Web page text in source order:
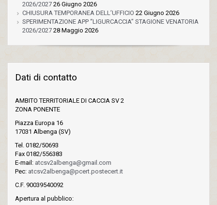
2026/2027 26 Giugno 2026
CHIUSURA TEMPORANEA DELL’UFFICIO 22 Giugno 2026
SPERIMENTAZIONE APP “LIGURCACCIA” STAGIONE VENATORIA
2026/2027 28 Maggio 2026
Dati di contatto
AMBITO TERRITORIALE DI CACCIA SV 2
ZONA PONENTE
Piazza Europa 16
17031 Albenga (SV)
Tel. 0182/50693
Fax 0182/556383
E-mail: atcsv2albenga@gmail.com
Pec: atcsv2albenga@pcert.postecert.it
C.F. 90039540092
Apertura al pubblico: